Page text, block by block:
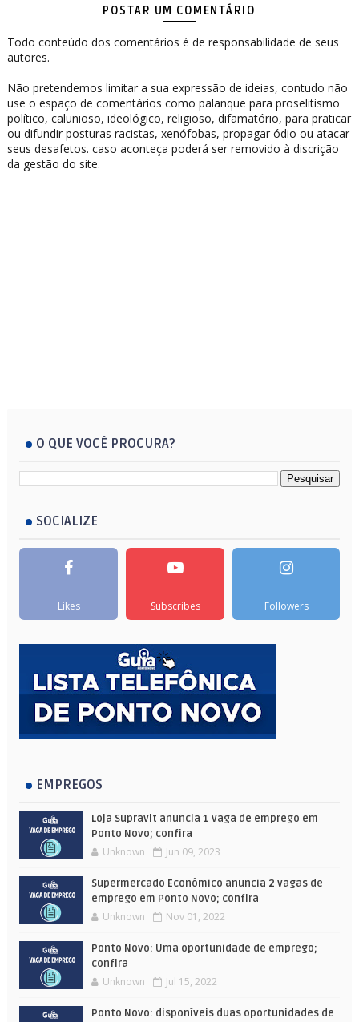
POSTAR UM COMENTÁRIO
Todo conteúdo dos comentários é de responsabilidade de seus
autores.
Não pretendemos limitar a sua expressão de ideias, contudo não
use o espaço de comentários como palanque para proselitismo
político, calunioso, ideológico, religioso, difamatório, para praticar
ou difundir posturas racistas, xenófobas, propagar ódio ou atacar
seus desafetos. caso aconteça poderá ser removido à discrição
da gestão do site.
O QUE VOCÊ PROCURA?
SOCIALIZE
Likes Subscribes Followers
EMPREGOS
Loja Supravit anuncia 1 vaga de emprego em
Ponto Novo; confira
Unknown Jun 09, 2023
Supermercado Econômico anuncia 2 vagas de
emprego em Ponto Novo; confira
Unknown Nov 01, 2022
Ponto Novo: Uma oportunidade de emprego;
confira
Unknown Jul 15, 2022
Ponto Novo: disponíveis duas oportunidades de